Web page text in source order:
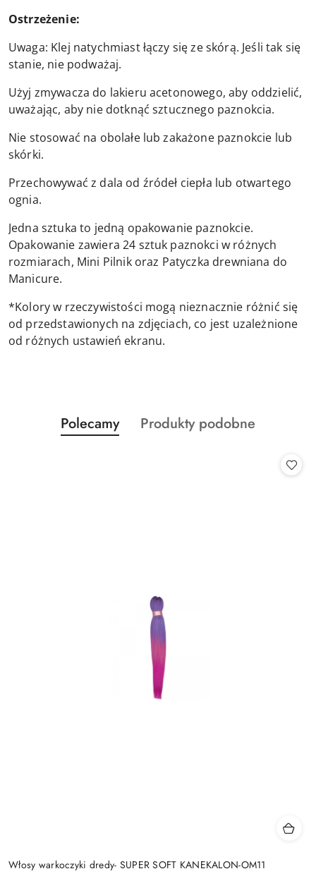
Ostrzeżenie:
Uwaga: Klej natychmiast łączy się ze skórą. Jeśli tak się
stanie, nie podważaj.
Użyj zmywacza do lakieru acetonowego, aby oddzielić,
uważając, aby nie dotknąć sztucznego paznokcia.
Nie stosować na obolałe lub zakażone paznokcie lub
skórki.
Przechowywać z dala od źródeł ciepła lub otwartego
ognia.
Jedna sztuka to jedną opakowanie paznokcie.
Opakowanie zawiera 24 sztuk paznokci w różnych
rozmiarach, Mini Pilnik oraz Patyczka drewniana do
Manicure.
*Kolory w rzeczywistości mogą nieznacznie różnić się
od przedstawionych na zdjęciach, co jest uzależnione
od różnych ustawień ekranu.
Pomiń karuzelę produktów
Produkty
o
Polecamy
Produkty
Produkty podobne
Włosy warkoczyki dredy- SUPER SOFT KANEKALON-OM11